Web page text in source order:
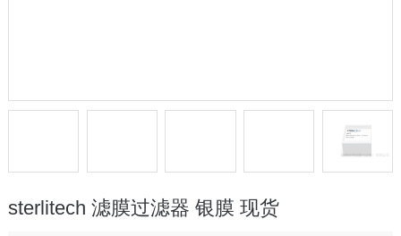
sterlitech 滤膜过滤器 银膜 现货